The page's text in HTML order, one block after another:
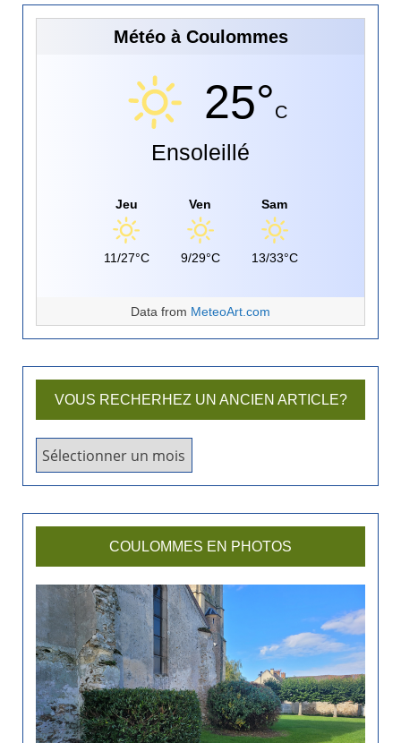
Météo à Coulommes
25°C
Ensoleillé
Jeu
11/27°C
Ven
9/29°C
Sam
13/33°C
Data from MeteoArt.com
VOUS RECHERHEZ UN ANCIEN ARTICLE?
V
o
u
s
e
r
h
e
z
u
COULOMMES EN PHOTOS